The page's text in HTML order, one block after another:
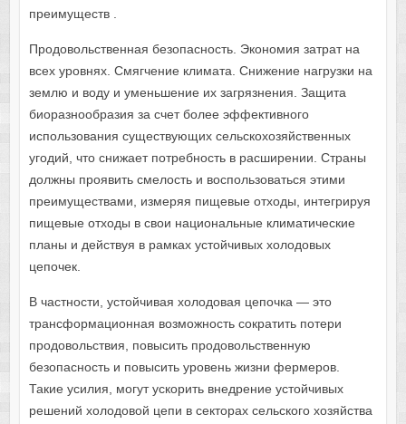
преимуществ .
Продовольственная безопасность. Экономия затрат на
всех уровнях. Смягчение климата. Снижение нагрузки на
землю и воду и уменьшение их загрязнения. Защита
биоразнообразия за счет более эффективного
использования существующих сельскохозяйственных
угодий, что снижает потребность в расширении. Страны
должны проявить смелость и воспользоваться этими
преимуществами, измеряя пищевые отходы, интегрируя
пищевые отходы в свои национальные климатические
планы и действуя в рамках устойчивых холодовых
цепочек.
В частности, устойчивая холодовая цепочка — это
трансформационная возможность сократить потери
продовольствия, повысить продовольственную
безопасность и повысить уровень жизни фермеров.
Такие усилия, могут ускорить внедрение устойчивых
решений холодовой цепи в секторах сельского хозяйства